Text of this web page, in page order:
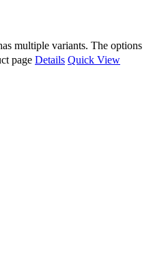
multiple variants. The options
page Details Quick View